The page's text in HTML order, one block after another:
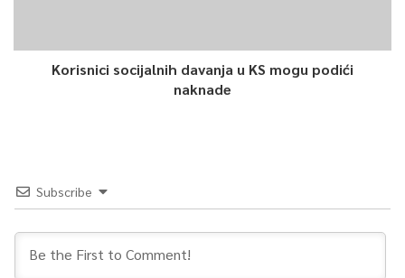
Korisnici socijalnih davanja u KS mogu podići
naknade
Subscribe